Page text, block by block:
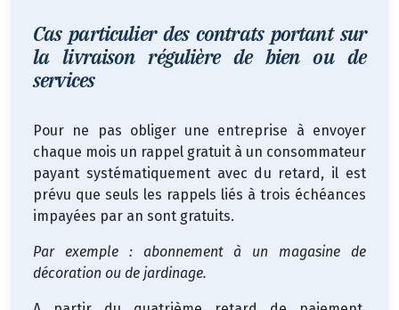
Cas particulier des contrats portant sur
la livraison régulière de bien ou de
services
Pour ne pas obliger une entreprise à envoyer
chaque mois un rappel gratuit à un consommateur
payant systématiquement avec du retard, il est
prévu que seuls les rappels liés à trois échéances
impayées par an sont gratuits.
Par exemple : abonnement à un magasine de
décoration ou de jardinage.